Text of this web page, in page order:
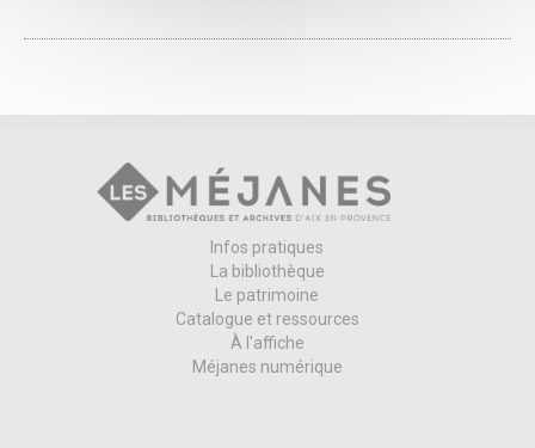
Infos pratiques
La bibliothèque
Le patrimoine
Catalogue et ressources
À l'affiche
Méjanes numérique